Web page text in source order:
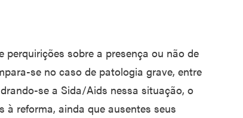
perquirições sobre a presença ou não de
se no caso de patologia grave, entre
se a Sida/Aids nessa situação, o
reforma, ainda que ausentes seus